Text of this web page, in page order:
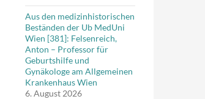
Aus den medizinhistorischen
Beständen der Ub MedUni
Wien [381]: Felsenreich,
Anton – Professor für
Geburtshilfe und
Gynäkologe am Allgemeinen
Krankenhaus Wien
6. August 2026